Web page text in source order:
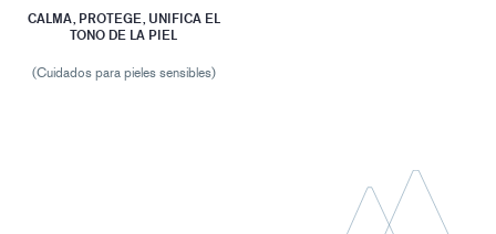
CALMA, PROTEGE, UNIFICA EL
TONO DE LA PIEL
(Cuidados para pieles sensibles)